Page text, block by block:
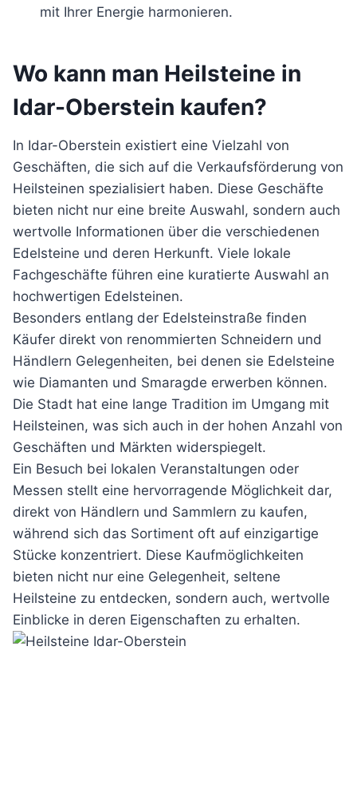
mit Ihrer Energie harmonieren.
Wo kann man Heilsteine in
Idar-Oberstein kaufen?
In Idar-Oberstein existiert eine Vielzahl von
Geschäften, die sich auf die Verkaufsförderung von
Heilsteinen spezialisiert haben. Diese Geschäfte
bieten nicht nur eine breite Auswahl, sondern auch
wertvolle Informationen über die verschiedenen
Edelsteine und deren Herkunft. Viele lokale
Fachgeschäfte führen eine kuratierte Auswahl an
hochwertigen Edelsteinen.
Besonders entlang der Edelsteinstraße finden
Käufer direkt von renommierten Schneidern und
Händlern Gelegenheiten, bei denen sie Edelsteine
wie Diamanten und Smaragde erwerben können.
Die Stadt hat eine lange Tradition im Umgang mit
Heilsteinen, was sich auch in der hohen Anzahl von
Geschäften und Märkten widerspiegelt.
Ein Besuch bei lokalen Veranstaltungen oder
Messen stellt eine hervorragende Möglichkeit dar,
direkt von Händlern und Sammlern zu kaufen,
während sich das Sortiment oft auf einzigartige
Stücke konzentriert. Diese Kaufmöglichkeiten
bieten nicht nur eine Gelegenheit, seltene
Heilsteine zu entdecken, sondern auch, wertvolle
Einblicke in deren Eigenschaften zu erhalten.